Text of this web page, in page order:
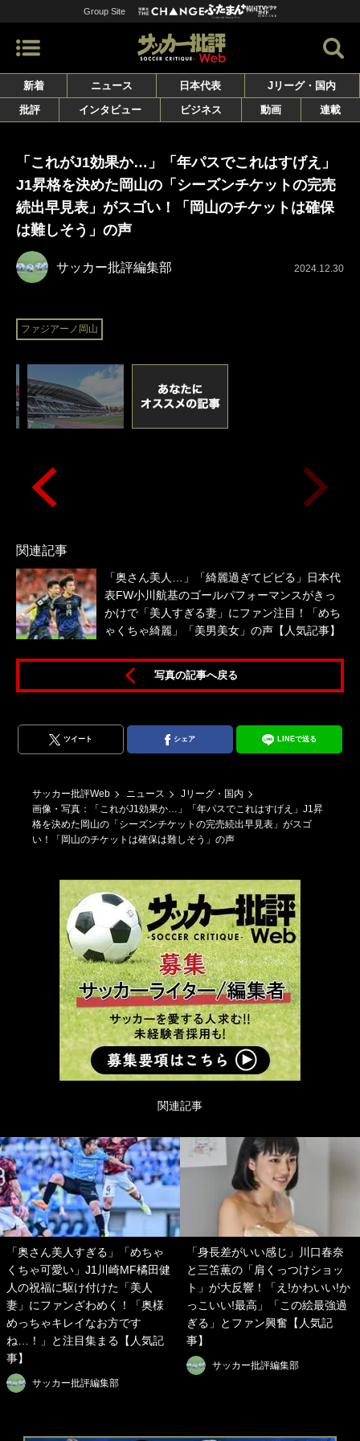
Group Site
新着 ニュース 日本代表
Jリーグ・国内
批評
インタビュー ビジネス 動画 連載
「これがJ1効果か…」「年パスでこれはすげえ」
J1昇格を決めた岡山の「シーズンチケットの完売
続出早見表」がスゴい！「岡山のチケットは確保
は難しそう」の声
サッカー批評編集部 2024.12.30
ファジアーノ岡山
関連記事
「奥さん美人…」「綺麗過ぎてビビる」日本代
表FW小川航基のゴールパフォーマンスがきっ
かけで「美人すぎる妻」にファン注目！「めち
ゃくちゃ綺麗」「美男美女」の声【人気記事】
写真の記事へ戻る
ツイート シェア LINEで送る
サッカー批評Web ニュース
Jリーグ・国内
画像・写真：「これがJ1効果か…」「年パスでこれはすげえ」J1昇
格を決めた岡山の「シーズンチケットの完売続出早見表」がスゴ
い！「岡山のチケットは確保は難しそう」の声
関連記事
「奥さん美人すぎる」「めちゃ
くちゃ可愛い」J1川崎MF橘田健
人の祝福に駆け付けた「美人
妻」にファンざわめく！「奥様
めっちゃキレイなお方です
ね…！」と注目集まる【人気記
事】
サッカー批評編集部
「身長差がいい感じ」川口春奈
と三笘薫の「肩くっつけショッ
ト」が大反響！「え!かわいい!か
っこいい!最高」「この絵最強過
ぎる」とファン興奮【人気記
事】
サッカー批評編集部